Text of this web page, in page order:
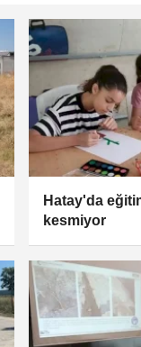
Hatay'da
kesmiyor